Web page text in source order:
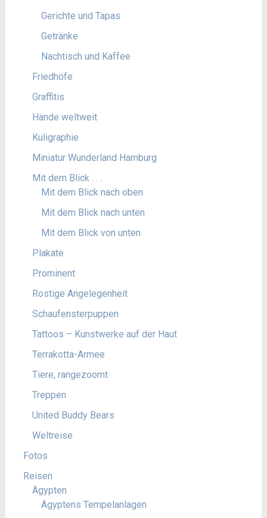
Gerichte und Tapas
Getränke
Nachtisch und Kaffee
Friedhöfe
Graffitis
Hände weltweit
Kuligraphie
Miniatur Wunderland Hamburg
Mit dem Blick . . .
Mit dem Blick nach oben
Mit dem Blick nach unten
Mit dem Blick von unten
Plakate
Prominent
Rostige Angelegenheit
Schaufensterpuppen
Tattoos – Kunstwerke auf der Haut
Terrakotta-Armee
Tiere, rangezoomt
Treppen
United Buddy Bears
Weltreise
Fotos
Reisen
Ägypten
Ägyptens Tempelanlagen